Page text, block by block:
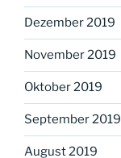
Dezember 2019
November 2019
Oktober 2019
September 2019
August 2019